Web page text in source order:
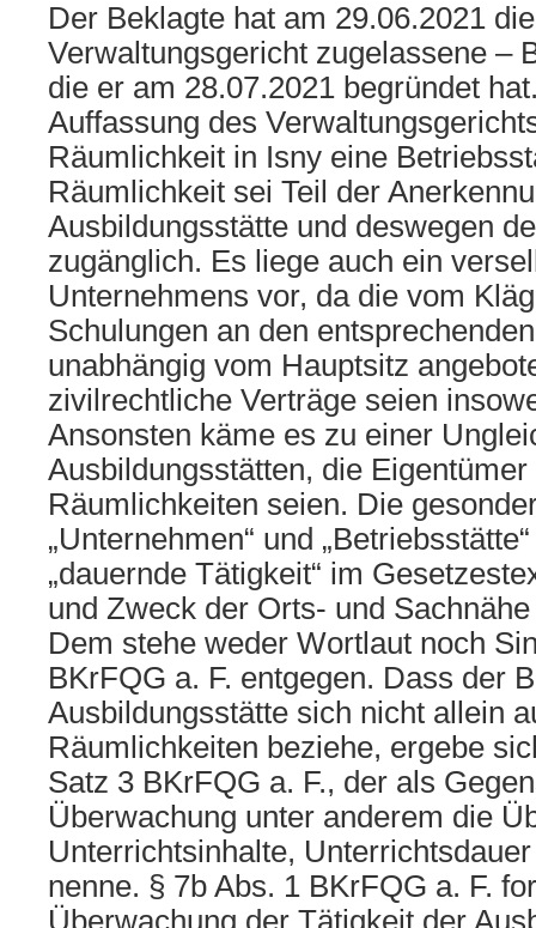
Der Beklagte hat am 29.06.2021
Verwaltungsgericht zugelassene –
die er am 28.07.2021 begründet
Auffassung des
Räumlichkeit in Isny eine
Räumlichkeit sei Teil der
Ausbildungsstätte und deswegen
zugänglich. Es liege auch ein
Unternehmens vor, da die vom
Schulungen an den
unabhängig vom Hauptsitz
zivilrechtliche Verträge seien
Ansonsten käme es zu einer
Ausbildungsstätten, die Eigentümer
Räumlichkeiten seien. Die
„Unternehmen“ und
„dauernde Tätigkeit“ im
und Zweck der Orts- und
Dem stehe weder Wortlaut noch
BKrFQG a. F. entgegen. Dass der
Ausbildungsstätte sich nicht allein
Räumlichkeiten beziehe, ergebe
Satz 3 BKrFQG a. F., der als
Überwachung unter anderem die
Unterrichtsinhalte,
nenne. § 7b Abs. 1 BKrFQG a. F.
Überwachung der Tätigkeit der